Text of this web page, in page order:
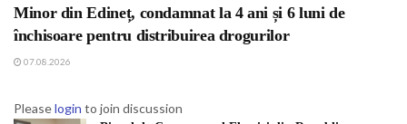
Minor din Edineț, condamnat la 4 ani și 6 luni de
închisoare pentru distribuirea drogurilor
07.08.2026
Pleaselogin to join discussion